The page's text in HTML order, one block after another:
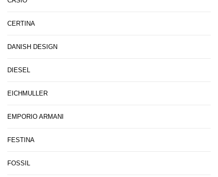
CERTINA
DANISH DESIGN
DIESEL
EICHMULLER
EMPORIO ARMANI
FESTINA
FOSSIL